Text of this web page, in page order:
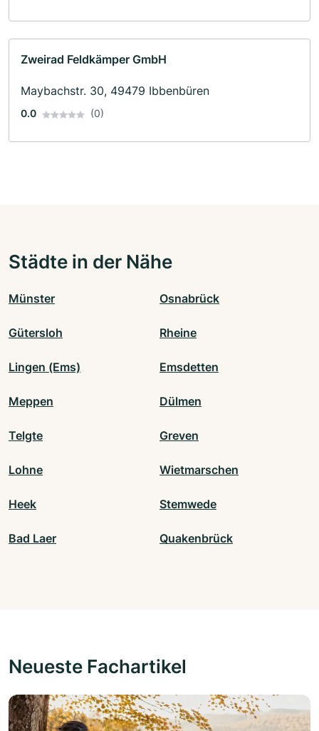
Zweirad Feldkämper GmbH
Maybachstr. 30, 49479 Ibbenbüren
0.0 (0)
Städte in der Nähe
Münster Osnabrück
Gütersloh Rheine
Lingen (Ems) Emsdetten
Meppen Dülmen
Telgte Greven
Lohne Wietmarschen
Heek Stemwede
Bad Laer Quakenbrück
Neueste Fachartikel